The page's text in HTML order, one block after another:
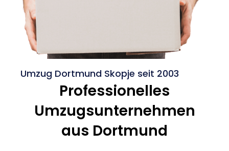
Umzug Dortmund Skopje seit 2003
Professionelles
Umzugsunternehmen
aus Dortmund